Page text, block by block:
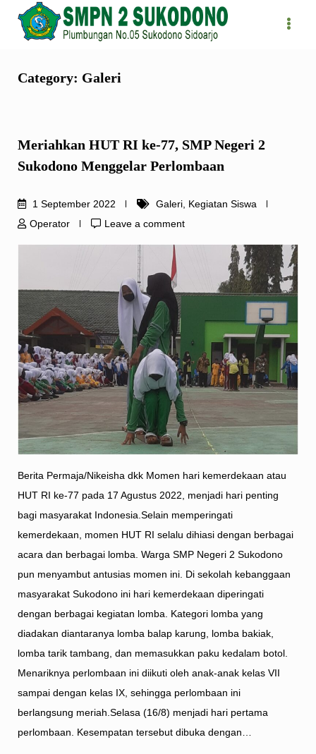
Category: Galeri
Meriahkan HUT RI ke-77, SMP Negeri 2
Sukodono Menggelar Perlombaan
1 September 2022 Galeri, Kegiatan Siswa
Operator
Leave a comment
Berita Permaja/Nikeisha dkk Momen hari kemerdekaan atau
HUT RI ke-77 pada 17 Agustus 2022, menjadi hari penting
bagi masyarakat Indonesia.Selain memperingati
kemerdekaan, momen HUT RI selalu dihiasi dengan berbagai
acara dan berbagai lomba. Warga SMP Negeri 2 Sukodono
pun menyambut antusias momen ini. Di sekolah kebanggaan
masyarakat Sukodono ini hari kemerdekaan diperingati
dengan berbagai kegiatan lomba. Kategori lomba yang
diadakan diantaranya lomba balap karung, lomba bakiak,
lomba tarik tambang, dan memasukkan paku kedalam botol.
Menariknya perlombaan ini diikuti oleh anak-anak kelas VII
sampai dengan kelas IX, sehingga perlombaan ini
berlangsung meriah.Selasa (16/8) menjadi hari pertama
perlombaan. Kesempatan tersebut dibuka dengan…